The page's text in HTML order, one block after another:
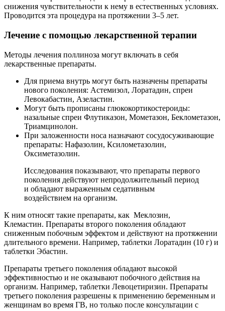
снижения чувствительности к нему в естественных условиях.
Проводится эта процедура на протяжении 3–5 лет.
Лечение с помощью лекарственной терапии
Методы лечения поллиноза могут включать в себя
лекарственные препараты.
Для приема внутрь могут быть назначены препараты
нового поколения: Астемизол, Лоратадин, спреи
Левокабастин, Азеластин.
Могут быть прописаны глюкокортикостероиды:
назальные спреи Флутиказон, Мометазон, Беклометазон,
Триамцинолон.
При заложенности носа назначают сосудосуживающие
препараты: Нафазолин, Ксилометазолин,
Оксиметазолин.
Исследования показывают, что препараты первого
поколения действуют непродолжительный период
и обладают выраженным седативным
воздействием на организм.
К ним относят такие препараты, как Меклозин,
Клемастин. Препараты второго поколения обладают
сниженным побочным эффектом и действуют на протяжении
длительного времени. Например, таблетки Лоратадин (10 г) и
таблетки Эбастин.
Препараты третьего поколения обладают высокой
эффективностью и не оказывают побочного действия на
организм. Например, таблетки Левоцетиризин. Препараты
третьего поколения разрешены к применению беременным и
женщинам во время ГВ, но только после консультации с